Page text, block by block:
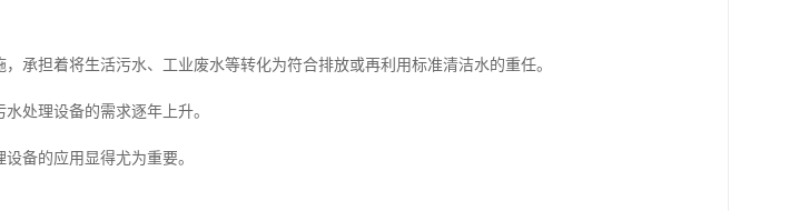
承担着将生活污水、工业废水等转化为符合排放或再利用标准清洁水的重任。
处理设备的需求逐年上升。
备的应用显得尤为重要。